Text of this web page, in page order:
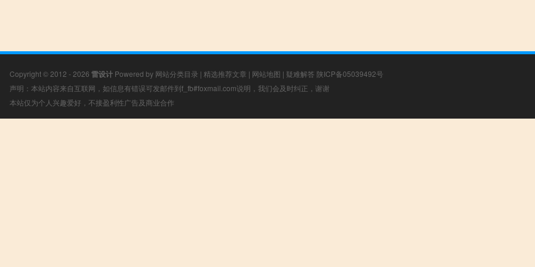
Copyright © 2012 - 2026 雷设计 Powered by 网站分类目录 | 精选推荐文章 | 网站地图 | 疑难解答 陕ICP备05039492号
声明：本站内容来自互联网，如信息有错误可发邮件到f_fb#foxmail.com说明，我们会及时纠正，谢谢
本站仅为个人兴趣爱好，不接盈利性广告及商业合作